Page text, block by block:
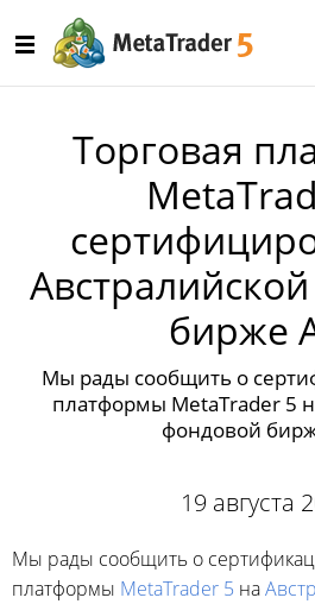
Торговая
бирже
Мы рады сообщить о
платформы MetaTrader 5
фондовой
19 августа
Мы рады сообщить о
платформы MetaTrader 5 на